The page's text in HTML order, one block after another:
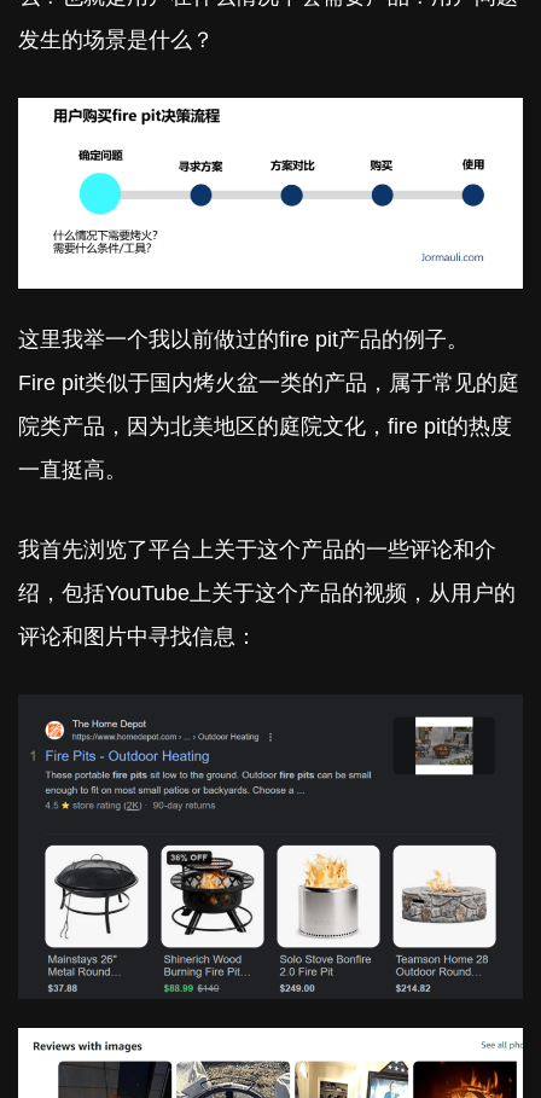
发生的场景是什么？
这里我举一个我以前做过的fire pit产品的例子。
Fire pit类似于国内烤火盆一类的产品，属于常见的庭
院类产品，因为北美地区的庭院文化，fire pit的热度
一直挺高。
我首先浏览了平台上关于这个产品的一些评论和介
绍，包括YouTube上关于这个产品的视频，从用户的
评论和图片中寻找信息：